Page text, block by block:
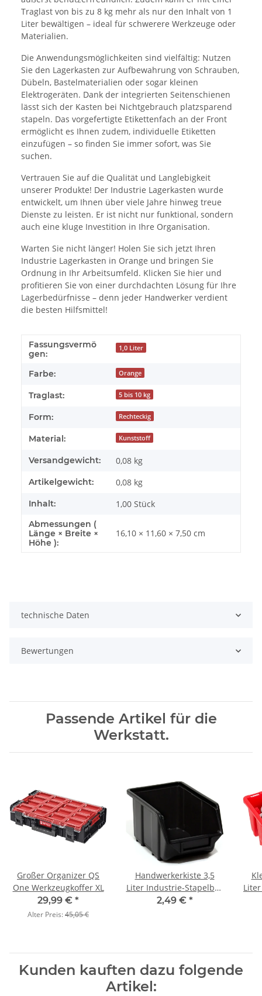
Traglast von bis zu 8 kg mehr als nur den Inhalt von 1
Liter bewältigen – ideal für schwerere Werkzeuge oder
Materialien.
Die Anwendungsmöglichkeiten sind vielfältig: Nutzen
Sie den Lagerkasten zur Aufbewahrung von Schrauben,
Dübeln, Bastelmaterialien oder sogar kleinen
Elektrogeräten. Dank der integrierten Seitenschienen
lässt sich der Kasten bei Nichtgebrauch platzsparend
stapeln. Das vorgefertigte Etikettenfach an der Front
ermöglicht es Ihnen zudem, individuelle Etiketten
einzufügen – so finden Sie immer sofort, was Sie
suchen.
Vertrauen Sie auf die Qualität und Langlebigkeit
unserer Produkte! Der Industrie Lagerkasten wurde
entwickelt, um Ihnen über viele Jahre hinweg treue
Dienste zu leisten. Er ist nicht nur funktional, sondern
auch eine kluge Investition in Ihre Organisation.
Warten Sie nicht länger! Holen Sie sich jetzt Ihren
Industrie Lagerkasten in Orange und bringen Sie
Ordnung in Ihr Arbeitsumfeld. Klicken Sie hier und
profitieren Sie von einer durchdachten Lösung für Ihre
Lagerbedürfnisse – denn jeder Handwerker verdient
die besten Hilfsmittel!
Fassungsvermö
gen:
1,0 Liter
Farbe: Orange
Traglast: 5 bis 10 kg
Form: Rechteckig
Material: Kunststoff
Versandgewicht: 0,08 kg
Artikelgewicht: 0,08 kg
Inhalt: 1,00 Stück
Abmessungen (
Länge × Breite ×
Höhe ):
16,10 × 11,60 × 7,50 cm
technische Daten
Bewertungen
Passende Artikel für die
Werkstatt.
Großer Organizer QS
One Werkzeugkoffer XL
29,99 € *
Alter Preis:45,05 €
Handwerkerkiste 3,5
Liter Industrie-Stapelbox
Schwarz
2,49 € *
Kunden kauften dazu folgende
Artikel: